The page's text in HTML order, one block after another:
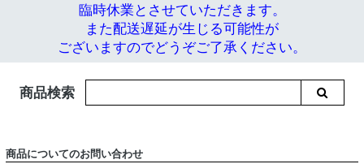
臨時休業とさせていただきます。
また配送遅延が生じる可能性が
ございますのでどうぞご了承ください。
商品検索
商品についてのお問い合わせ